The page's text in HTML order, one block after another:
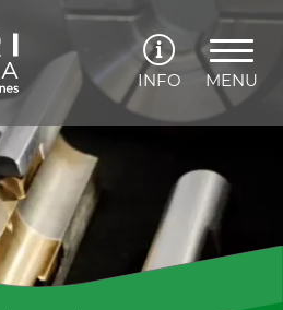
INFO MENU